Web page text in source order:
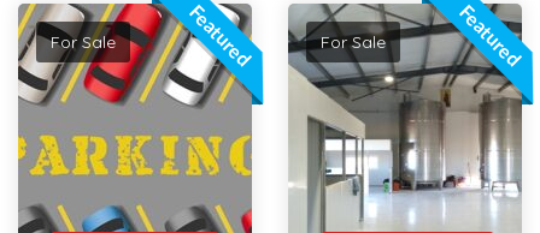
Featured
For Sale Featured
For Sale